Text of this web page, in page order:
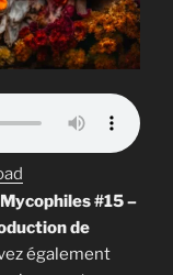
Mycophiles #15 –
de
également